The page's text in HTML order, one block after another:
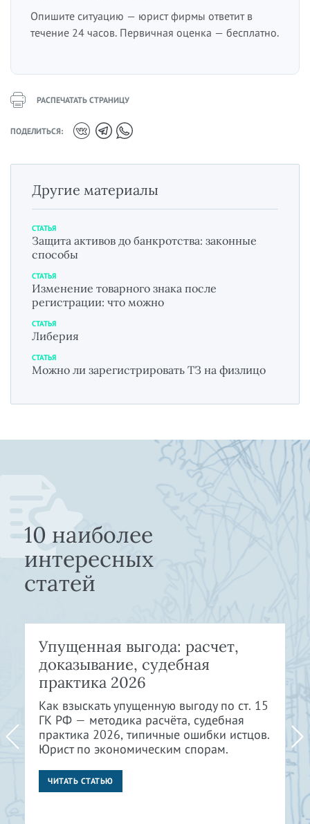
Опишите ситуацию — юрист фирмы ответит в
течение 24 часов. Первичная оценка — бесплатно.
РАСПЕЧАТАТЬ СТРАНИЦУ
ПОДЕЛИТЬСЯ:
Другие материалы
СТАТЬЯ
Защита активов до банкротства: законные
способы
СТАТЬЯ
Изменение товарного знака после
регистрации: что можно
СТАТЬЯ
Либерия
СТАТЬЯ
Можно ли зарегистрировать ТЗ на физлицо
10 наиболее
интересных
статей
Упущенная выгода: расчет,
доказывание, судебная
практика 2026
Как взыскать упущенную выгоду по ст. 15
ГК РФ — методика расчёта, судебная
практика 2026, типичные ошибки истцов.
Юрист по экономическим спорам.
ЧИТАТЬ СТАТЬЮ